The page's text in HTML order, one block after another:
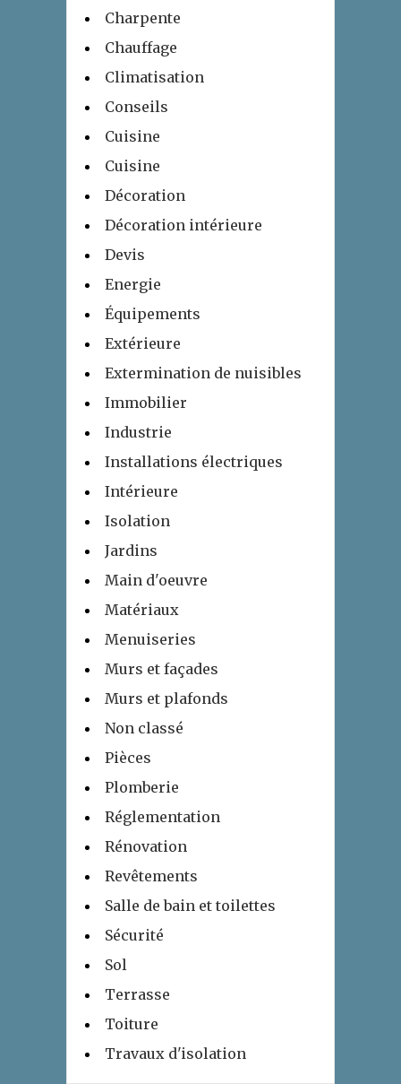
Charpente
Chauffage
Climatisation
Conseils
Cuisine
Cuisine
Décoration
Décoration intérieure
Devis
Energie
Équipements
Extérieure
Extermination de nuisibles
Immobilier
Industrie
Installations électriques
Intérieure
Isolation
Jardins
Main d'oeuvre
Matériaux
Menuiseries
Murs et façades
Murs et plafonds
Non classé
Pièces
Plomberie
Réglementation
Rénovation
Revêtements
Salle de bain et toilettes
Sécurité
Sol
Terrasse
Toiture
Travaux d'isolation